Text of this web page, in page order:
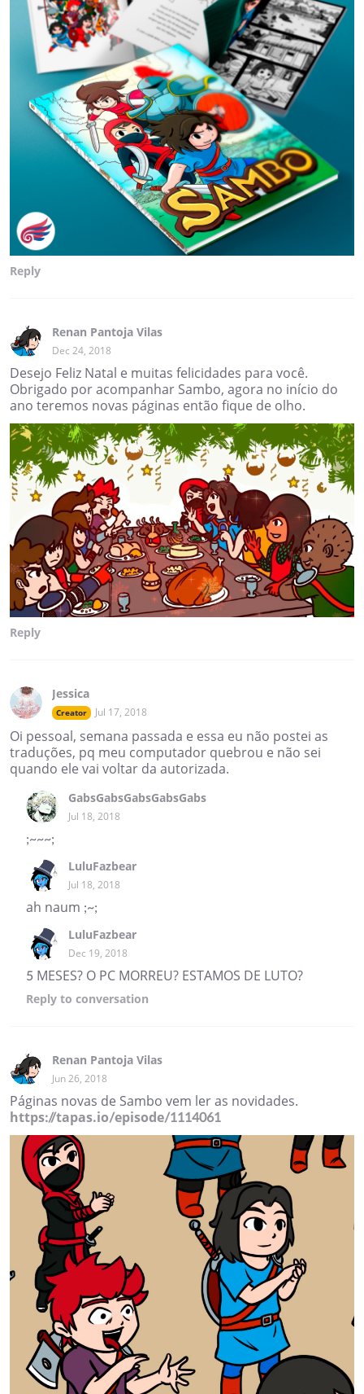
Reply
Renan Pantoja Vilas
Dec 24, 2018
Desejo Feliz Natal e muitas felicidades para você.
Obrigado por acompanhar Sambo, agora no início do
ano teremos novas páginas então fique de olho.
Reply
Jessica
Creator Jul 17, 2018
Oi pessoal, semana passada e essa eu não postei as
traduções, pq meu computador quebrou e não sei
quando ele vai voltar da autorizada.
GabsGabsGabsGabsGabs
Jul 18, 2018
;~~~;
LuluFazbear
Jul 18, 2018
ah naum ;~;
LuluFazbear
Dec 19, 2018
5 MESES? O PC MORREU? ESTAMOS DE LUTO?
Reply to conversation
Renan Pantoja Vilas
Jun 26, 2018
Páginas novas de Sambo vem ler as novidades.
https://tapas.io/episode/1114061